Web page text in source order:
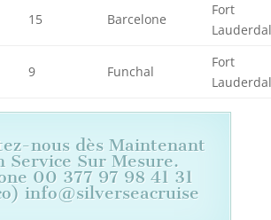
15 Barcelone
Fort
9 Funchal
Fort
nous dès Maintenant
Service Sur Mesure.
00 377 97 98 41 31
info@silverseacruise